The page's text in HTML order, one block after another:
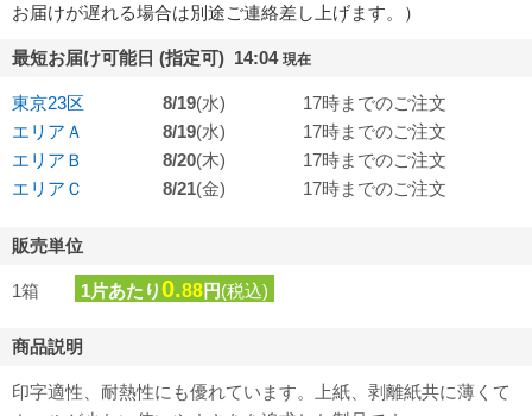
お届けが遅れる場合は別途ご連絡差し上げます。）
最短お届け可能日 (指定可) 14:04 現在
東京23区 8/19(水)
17時までのご注文
エリアＡ
8/19(水)
17時までのご注文
エリアＢ
8/20(木)
17時までのご注文
エリアＣ
8/21(金) 17時までのご注文
販売単位
1箱 1片あたり 0.88円(税込)
商品説明
印字適性、耐熱性にも優れています。上紙、剥離紙共に薄くて